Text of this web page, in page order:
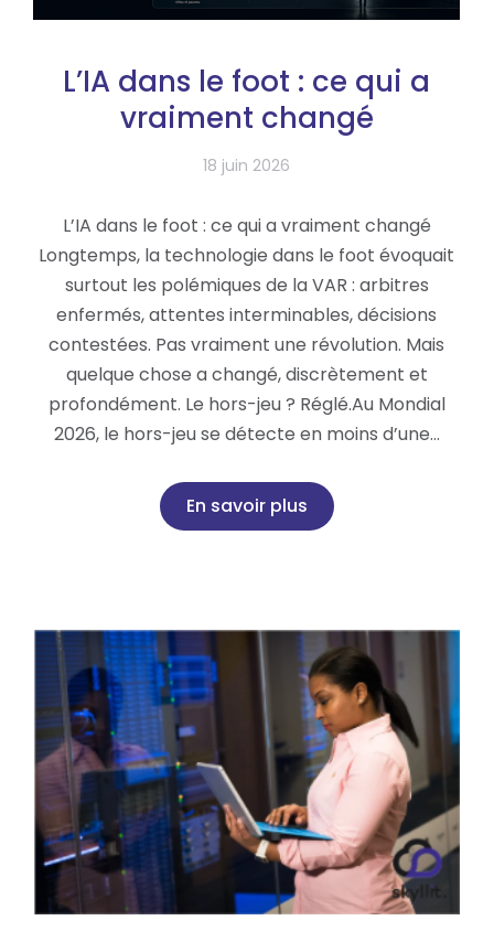
L’IA dans le foot : ce qui a
vraiment changé
18 juin 2026
L’IA dans le foot : ce qui a vraiment changé
Longtemps, la technologie dans le foot évoquait
surtout les polémiques de la VAR : arbitres
enfermés, attentes interminables, décisions
contestées. Pas vraiment une révolution. Mais
quelque chose a changé, discrètement et
profondément. Le hors-jeu ? Réglé.Au Mondial
2026, le hors-jeu se détecte en moins d’une…
En savoir plus